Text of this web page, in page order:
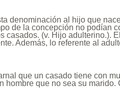
denominación al hijo que
de la concepción no podían
casados. (v. Hijo adulterino.).
Además, lo referente al
que un casado tiene con
hombre que no sea su